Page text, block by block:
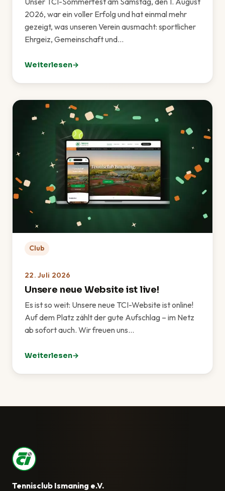
2026, war ein voller Erfolg und hat einmal mehr
gezeigt, was unseren Verein ausmacht: sportlicher
Ehrgeiz, Gemeinschaft und…
Weiterlesen
: TCI-Sommerfest 2026 – Ein rundum gelungenes
Club
22. Juli 2026
Unsere neue Website ist live!
Es ist so weit: Unsere neue TCI-Website ist online!
Auf dem Platz zählt der gute Aufschlag – im Netz
ab sofort auch. Wir freuen uns…
Weiterlesen
: Unsere neue Website ist live!
Tennisclub Ismaning e.V.